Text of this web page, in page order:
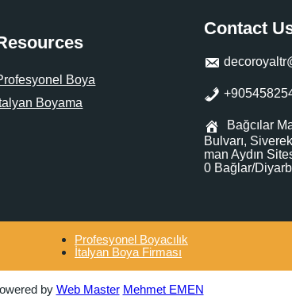
Boya
Boyama
Contact
Bağcılar
Bulvarı,
man Aydın
0 Bağlar/
Profesyonel Boyacılık
İtalyan Boya Firması
by Web Master Mehmet EMEN